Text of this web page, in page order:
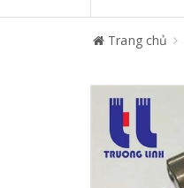
Trang chủ